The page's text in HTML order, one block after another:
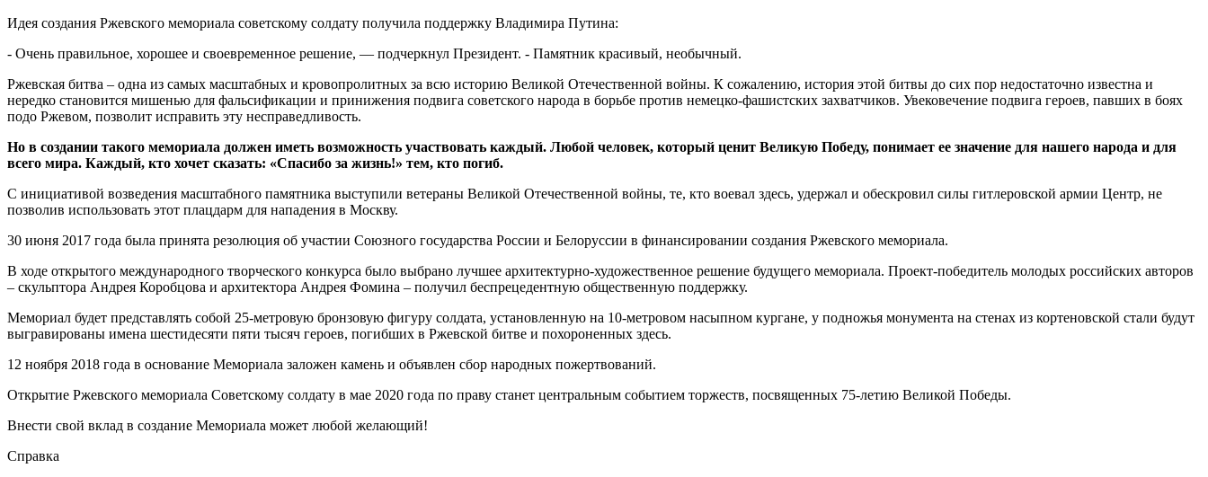
Идея создания Ржевского мемориала советскому солдату получила поддержку Владимира Путина:
- Очень правильное, хорошее и своевременное решение, — подчеркнул Президент. - Памятник красивый, необычный.
Ржевская битва – одна из самых масштабных и кровопролитных за всю историю Великой Отечественной войны. К сожалению, история этой битвы до сих пор недостаточно известна и
нередко становится мишенью для фальсификации и принижения подвига советского народа в борьбе против немецко-фашистских захватчиков. Увековечение подвига героев, павших в боях
подо Ржевом, позволит исправить эту несправедливость.
Но в создании такого мемориала должен иметь возможность участвовать каждый. Любой человек, который ценит Великую Победу, понимает ее значение для нашего народа и для
всего мира. Каждый, кто хочет сказать: «Спасибо за жизнь!» тем, кто погиб.
С инициативой возведения масштабного памятника выступили ветераны Великой Отечественной войны, те, кто воевал здесь, удержал и обескровил силы гитлеровской армии Центр, не
позволив использовать этот плацдарм для нападения в Москву.
30 июня 2017 года была принята резолюция об участии Союзного государства России и Белоруссии в финансировании создания Ржевского мемориала.
В ходе открытого международного творческого конкурса было выбрано лучшее архитектурно-художественное решение будущего мемориала. Проект-победитель молодых российских авторов
– скульптора Андрея Коробцова и архитектора Андрея Фомина – получил беспрецедентную общественную поддержку.
Мемориал будет представлять собой 25-метровую бронзовую фигуру солдата, установленную на 10-метровом насыпном кургане, у подножья монумента на стенах из кортеновской стали будут
выгравированы имена шестидесяти пяти тысяч героев, погибших в Ржевской битве и похороненных здесь.
12 ноября 2018 года в основание Мемориала заложен камень и объявлен сбор народных пожертвований.
Открытие Ржевского мемориала Советскому солдату в мае 2020 года по праву станет центральным событием торжеств, посвященных 75-летию Великой Победы.
Внести свой вклад в создание Мемориала может любой желающий!
Справка